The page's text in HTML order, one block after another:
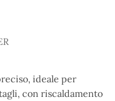
ideale per
con riscaldamento